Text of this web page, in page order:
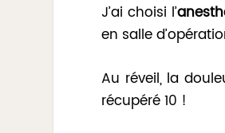
J’ai choisi l’
en salle
Au réveil, la
récupéré 10 !